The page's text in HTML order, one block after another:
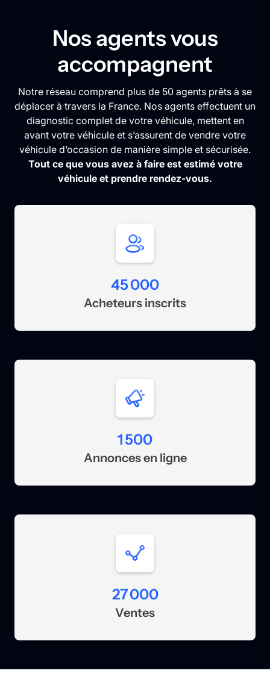
Nos agents vous
accompagnent
Notre réseau comprend plus de 50 agents prêts à se
déplacer à travers la France. Nos agents effectuent un
diagnostic complet de votre véhicule, mettent en
avant votre véhicule et s’assurent de vendre votre
véhicule d’occasion de manière simple et sécurisée.
Tout ce que vous avez à faire est estimé votre
véhicule et prendre rendez-vous.
45 000
Acheteurs inscrits
1 500
Annonces en ligne
27 000
Ventes